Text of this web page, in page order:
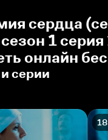
сердца
1 серия
онлайн
серии